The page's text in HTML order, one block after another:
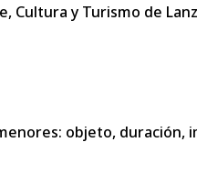
Cultura y Turismo de
objeto, duración,